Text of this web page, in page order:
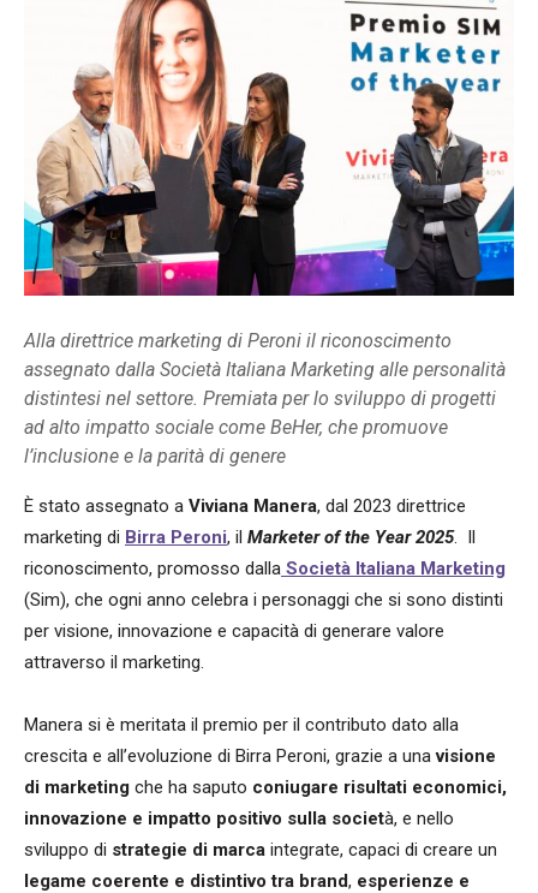
Alla direttrice marketing di Peroni il riconoscimento
assegnato dalla Società Italiana Marketing alle personalità
distintesi nel settore. Premiata per lo sviluppo di progetti
ad alto impatto sociale come BeHer, che promuove
l’inclusione e la parità di genere
È stato assegnato a Viviana Manera, dal 2023 direttrice
marketing di Birra Peroni, il Marketer of the Year 2025. Il
riconoscimento, promosso dalla Società Italiana Marketing
(Sim), che ogni anno celebra i personaggi che si sono distinti
per visione, innovazione e capacità di generare valore
attraverso il marketing.
Manera si è meritata il premio per il contributo dato alla
crescita e all’evoluzione di Birra Peroni, grazie a unavisione
di marketing che ha saputo coniugare risultati economici,
innovazione e impatto positivo sulla società, e nello
sviluppo di strategie di marca integrate, capaci di creare un
legame coerente e distintivo tra brand, esperienze e